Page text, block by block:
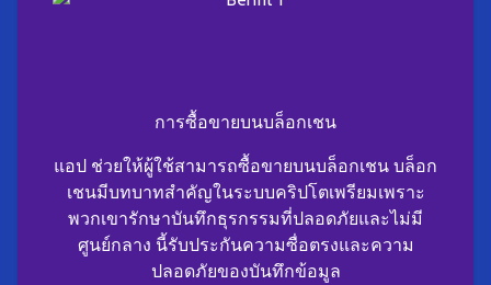
การซื้อขายบนบล็อกเชน
แอป ช่วยให้ผู้ใช้สามารถซื้อขายบนบล็อกเชน บล็อก
เชนมีบทบาทสำคัญในระบบคริปโตเพรียมเพราะ
พวกเขารักษาบันทึกธุรกรรมที่ปลอดภัยและไม่มี
ศูนย์กลาง นี้รับประกันความซื่อตรงและความ
ปลอดภัยของบันทึกข้อมูล